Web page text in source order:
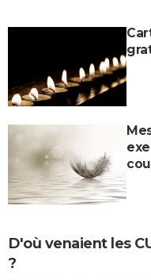
D'où venaient les
?